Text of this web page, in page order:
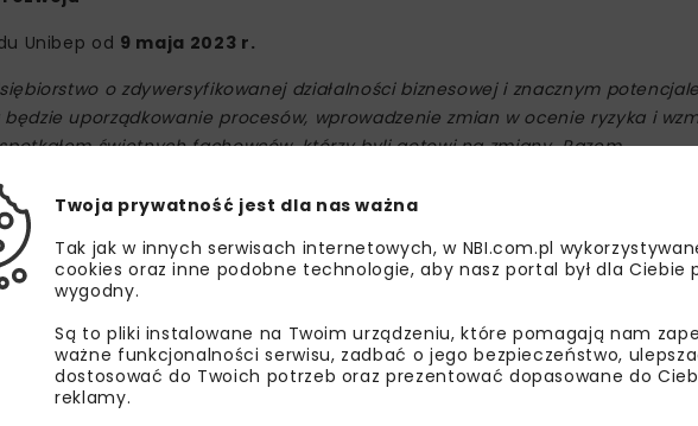
Unibep od 9 maja 2023 r.
o zdywersyfikowanej działalności biznesowej i znacznym
uporządkowanie procesów, wprowadzenie zmian w ocenie ryzyka i
świetnych fachowców, którzy byli gotowi na zmiany. Razem
Naszym celem, wyznaczonym w maju 2023 roku, było umocnienie
Wyniki za 2024 rok pokazują, że jesteśmy na dobrej drodze, mimo
Kapitałowej Unibep są przygotowani do kontynuacji działań
Twoja prywatność jest dla nas ważna
Tak jak w innych serwisach internetowych, w NBI.com.pl
cookies oraz inne podobne technologie, aby nasz portal był dla Ciebie
wygodny.
Są to pliki instalowane na Twoim urządzeniu, które pomagają nam
ważne funkcjonalności serwisu, zadbać o jego bezpieczeństwo,
dostosować do Twoich potrzeb oraz prezentować dopasowane do
reklamy.